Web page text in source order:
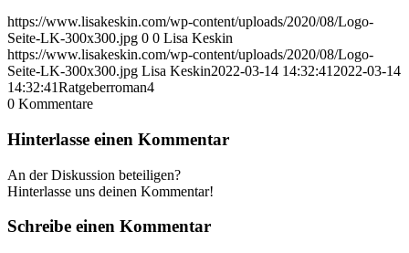
https://www.lisakeskin.com/wp-content/uploads/2020/08/Logo-
Seite-LK-300x300.jpg 0 0 Lisa Keskin
https://www.lisakeskin.com/wp-content/uploads/2020/08/Logo-
Seite-LK-300x300.jpg Lisa Keskin2022-03-14 14:32:41 2022-03-14
14:32:41Ratgeberroman4
0 Kommentare
Hinterlasse einen Kommentar
An der Diskussion beteiligen?
Hinterlasse uns deinen Kommentar!
Schreibe einen Kommentar